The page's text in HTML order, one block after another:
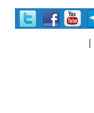
|